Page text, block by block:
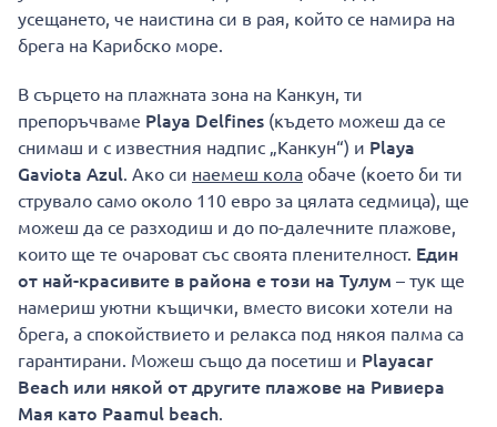
усещането, че наистина си в рая, който се намира на
брега на Карибско море.
В сърцето на плажната зона на Канкун, ти
препоръчваме Playa Delfines (където можеш да се
снимаш и с известния надпис „Канкун“) и Playa
Gaviota Azul. Ако си наемеш кола обаче (което би ти
струвало само около 110 евро за цялата седмица), ще
можеш да се разходиш и до по-далечните плажове,
които ще те очароват със своята пленителност. Един
от най-красивите в района е този на Тулум – тук ще
намериш уютни къщички, вместо високи хотели на
брега, а спокойствието и релакса под някоя палма са
гарантирани. Можеш също да посетиш и Playacar
Beach или някой от другите плажове на Ривиера
Мая като Paamul beach.